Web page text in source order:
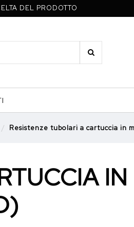
DEL PRODOTTO
Resistenze tubolari a cartuccia in